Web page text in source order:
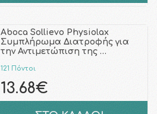
Aboca Sollievo Physiolax
Συμπλήρωμα Διατροφής για
την Αντιμετώπιση της …
121 Πόντοι
13.68€